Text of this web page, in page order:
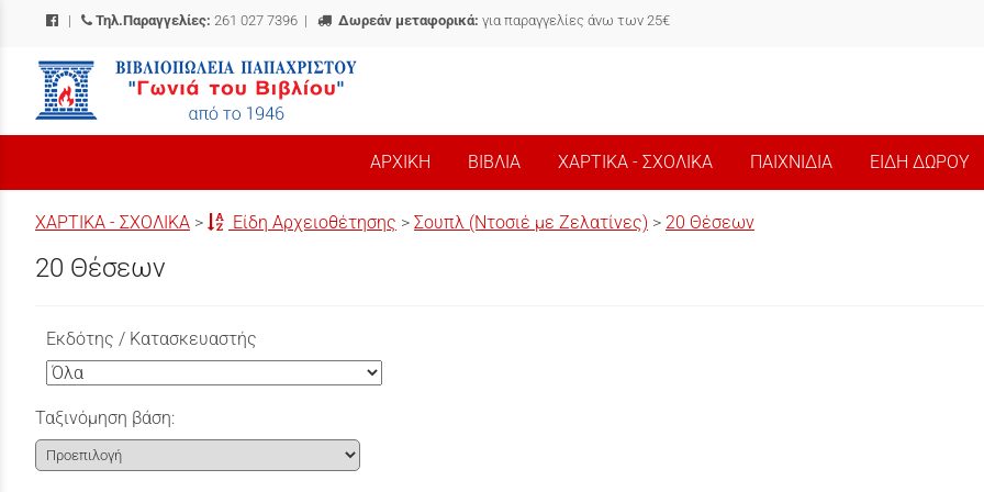
| Τηλ.Παραγγελίες: 261 027 7396 | Δωρεάν μεταφορικά: για παραγγελίες άνω των 25€
/
ΑΡΧΙΚΗ ΒΙΒΛΙΑ ΧΑΡΤΙΚΑ - ΣΧΟΛΙΚΑ ΠΑΙΧΝΙΔΙΑ ΕΙΔΗ ΔΩΡΟΥ
ΧΑΡΤΙΚΑ - ΣΧΟΛΙΚΑ > Είδη Αρχειοθέτησης > Σουπλ (Ντοσιέ με Ζελατίνες) > 20 Θέσεων
20 Θέσεων
Εκδότης / Κατασκευαστής
Ταξινόμηση βάση: